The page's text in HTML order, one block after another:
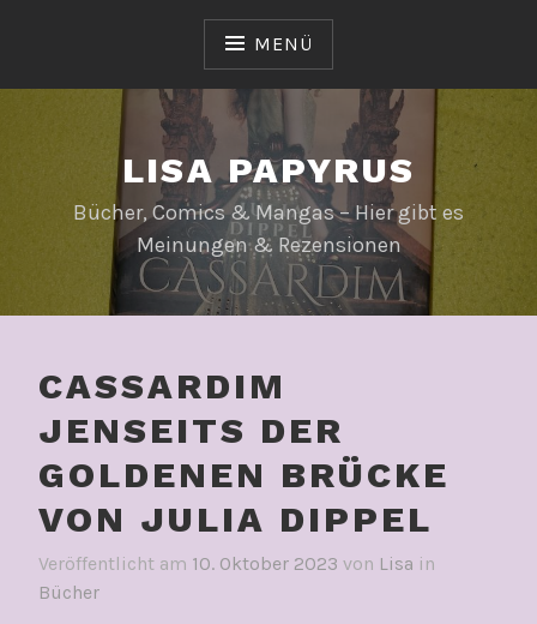
MENÜ
LISA PAPYRUS
Bücher, Comics & Mangas – Hier gibt es
Meinungen & Rezensionen
CASSARDIM
JENSEITS DER
GOLDENEN BRÜCKE
VON JULIA DIPPEL
Veröffentlicht am 10. Oktober 2023 von Lisa in
Bücher